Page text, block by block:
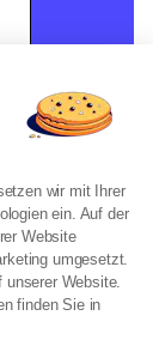
wir mit Ihrer
ein. Auf der
Website
umgesetzt.
Website.
finden Sie in